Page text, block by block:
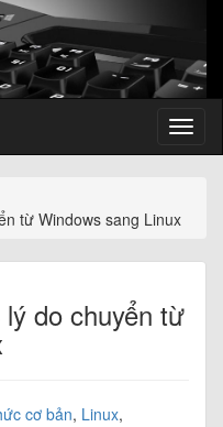
T
o
l
n
v
i
từ Windows sang Linux
do chuyển từ
cơ bản, Linux,